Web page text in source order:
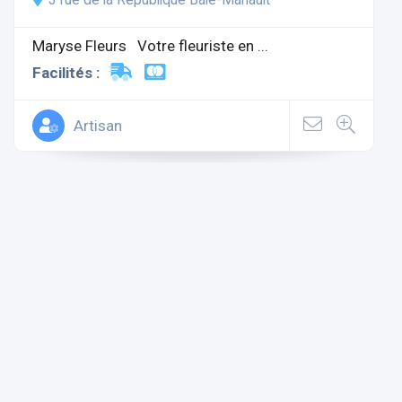
Maryse Fleurs Votre fleuriste en ...
Facilités :
Artisan